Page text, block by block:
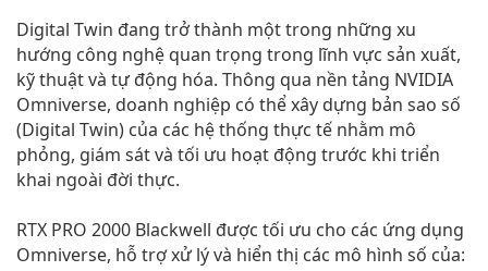
Digital Twin đang trở thành một trong những xu
hướng công nghệ quan trọng trong lĩnh vực sản xuất,
kỹ thuật và tự động hóa. Thông qua nền tảng NVIDIA
Omniverse, doanh nghiệp có thể xây dựng bản sao số
(Digital Twin) của các hệ thống thực tế nhằm mô
phỏng, giám sát và tối ưu hoạt động trước khi triển
khai ngoài đời thực.
RTX PRO 2000 Blackwell được tối ưu cho các ứng dụng
Omniverse, hỗ trợ xử lý và hiển thị các mô hình số của: